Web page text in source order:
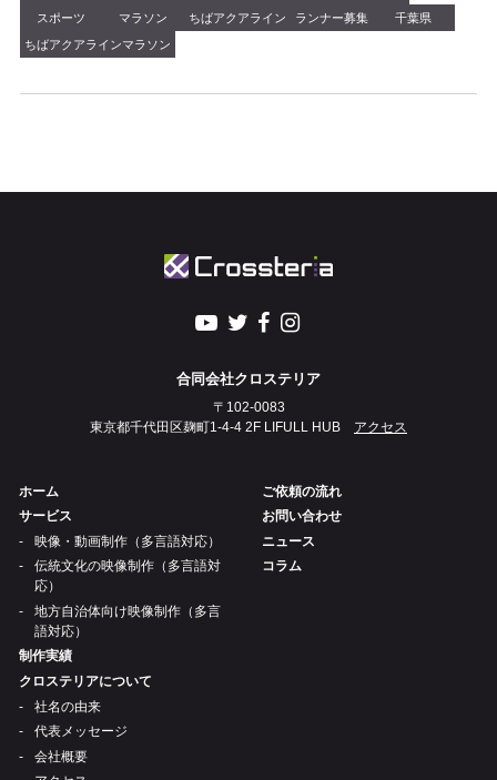
スポーツ
マラソン ちばアクアライン ランナー募集
千葉県
ちばアクアラインマラソン
合同会社クロステリア
〒102-0083
東京都千代田区麹町1-4-4 2F LIFULL HUB アクセス
ホーム
サービス
映像・動画制作（多言語対応）
伝統文化の映像制作（多言語対
応）
地方自治体向け映像制作（多言
語対応）
制作実績
クロステリアについて
社名の由来
代表メッセージ
会社概要
ご依頼の流れ
お問い合わせ
ニュース
コラム